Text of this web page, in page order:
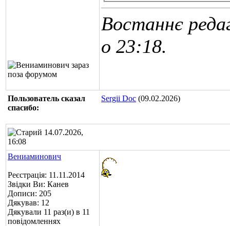
Востаннє
о 23:18.
Пользователь сказал
cпасибо:
Sergii Doc (09.02.2026)
14.07.2026,
16:08
Вениаминович
Реєстрація: 11.11.2014
Звідки Ви: Канев
Дописи: 205
Дякував: 12
Дякували 11 раз(и) в 11
повідомленнях